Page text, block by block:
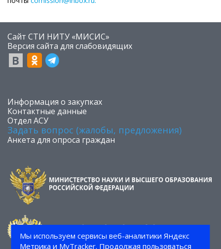
Мы используем сервисы веб-аналитики Яндекс
Метрика и MyTracker. Продолжая пользоваться
Сайт СТИ НИТУ «МИСИС»
​Версия сайта для слабовидящих
​Информация о закупках
Контактные данные
Отдел АСУ
Задать вопрос (жалобы, предложения)
Анкета для опроса граждан